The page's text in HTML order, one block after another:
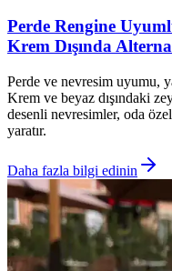
Perde Rengine
Krem Dışında
Perde ve nevresim uyumu,
Krem ve beyaz dışındaki
desenli nevresimler, oda
yaratır.
Daha fazla bilgi edinin